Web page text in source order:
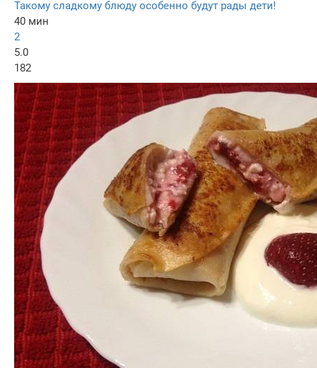
Такому сладкому блюду особенно будут рады дети!
40 мин
2
5.0
182